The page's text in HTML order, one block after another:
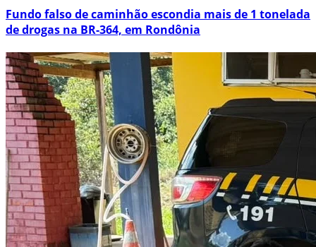
Fundo falso de caminhão escondia mais de 1 tonelada
de drogas na BR-364, em Rondônia